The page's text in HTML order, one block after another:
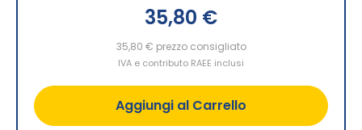
35,80 €
35,80 € prezzo consigliato
IVA e contributo RAEE inclusi
Aggiungi al Carrello